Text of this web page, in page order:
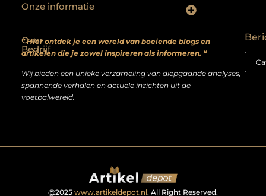
Over
Bedrijf
” Hier ontdek je een wereld van boeiende blogs en
artikelen die je zowel inspireren als informeren. “
Wij bieden een unieke verzameling van diepgaande analyses,
spannende verhalen en actuele inzichten uit de
voetbalwereld.
Onze informatie
@2025 www.artikeldepot.nl. All Right Reserved.